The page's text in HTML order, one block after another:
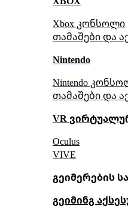
Xbox კონსოლი
თამაშები და
Nintendo
Nintendo
თამაშები და
VR
Oculus
VIVE
გეიმერების
გეიმინგ